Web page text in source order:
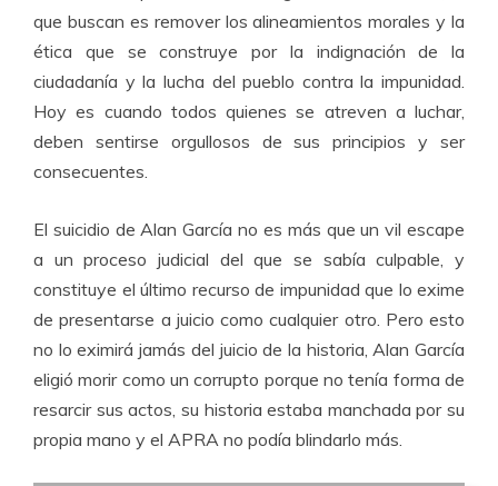
que buscan es remover los alineamientos morales y la
ética que se construye por la indignación de la
ciudadanía y la lucha del pueblo contra la impunidad.
Hoy es cuando todos quienes se atreven a luchar,
deben sentirse orgullosos de sus principios y ser
consecuentes.
El suicidio de Alan García no es más que un vil escape
a un proceso judicial del que se sabía culpable, y
constituye el último recurso de impunidad que lo exime
de presentarse a juicio como cualquier otro. Pero esto
no lo eximirá jamás del juicio de la historia, Alan García
eligió morir como un corrupto porque no tenía forma de
resarcir sus actos, su historia estaba manchada por su
propia mano y el APRA no podía blindarlo más.